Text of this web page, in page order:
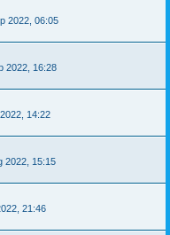
2022, 06:05
2022, 16:28
14:22
2022, 15:15
21:46